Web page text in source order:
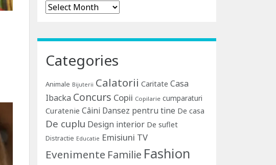
Archives
Categories
Animale Bijuterii Calatorii Caritate Casa
Ibacka Concurs Copii Copilarie cumparaturi
Curatenie Câini Dansez pentru tine De casa
De cuplu Design interior De suflet
Distractie Educatie Emisiuni TV
Evenimente Familie Fashion